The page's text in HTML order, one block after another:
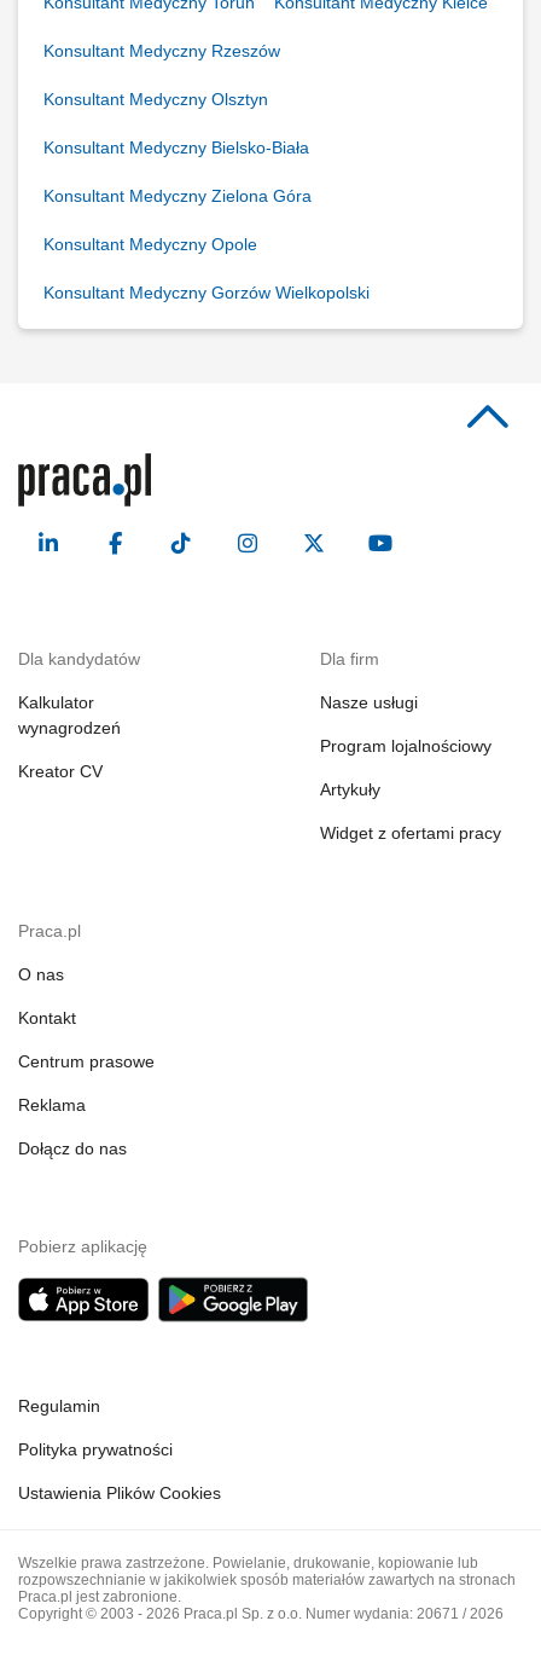
Konsultant Medyczny Rzeszów
Konsultant Medyczny Olsztyn
Konsultant Medyczny Bielsko-Biała
Konsultant Medyczny Zielona Góra
Konsultant Medyczny Opole
Konsultant Medyczny Gorzów Wielkopolski
Dla kandydatów
Kalkulator
wynagrodzeń
Kreator CV
Dla firm
Nasze usługi
Program lojalnościowy
Artykuły
Widget z ofertami pracy
Praca.pl
O nas
Kontakt
Centrum prasowe
Reklama
Dołącz do nas
Pobierz aplikację
Regulamin
Polityka prywatności
Ustawienia Plików Cookies
Wszelkie prawa zastrzeżone. Powielanie, drukowanie, kopiowanie lub
rozpowszechnianie w jakikolwiek sposób materiałów zawartych na stronach
Praca.pl jest zabronione.
Copyright © 2003 - 2026 Praca.pl Sp. z o.o. Numer wydania: 20671 / 2026